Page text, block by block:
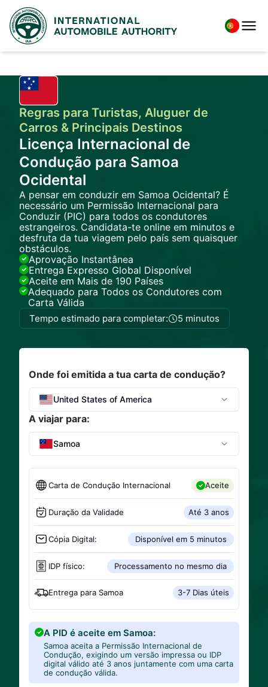
Regras para Turistas, Aluguer de
Carros & Principais Destinos
Licença Internacional de
Condução para Samoa
Ocidental
A pensar em conduzir em Samoa Ocidental? É
necessário um Permissão Internacional para
Conduzir (PIC) para todos os condutores
estrangeiros. Candidata-te online em minutos e
desfruta da tua viagem pelo país sem quaisquer
obstáculos.
Aprovação Instantânea
Entrega Expresso Global Disponível
Aceite em Mais de 190 Países
Adequado para Todos os Condutores com
Carta Válida
Tempo estimado para completar: 5 minutos
Onde foi emitida a tua carta de condução?
United States of America
A viajar para:
Samoa
Carta de Condução Internacional Aceite
Duração da Validade Até 3 anos
Cópia Digital: Disponível em 5 minutos
IDP físico: Processamento no mesmo dia
Entrega para Samoa 3-7 Dias úteis
A PID é aceite em Samoa:
Samoa aceita a Permissão Internacional de
Condução, exigindo um versão impressa ou IDP
digital válido até 3 anos juntamente com uma carta
de condução válida.